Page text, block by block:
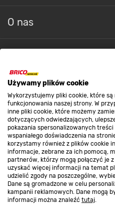
Używamy plików cookie
Wykorzystujemy pliki cookie, które
funkcjonowania naszej strony. W
inne pliki cookie, które możemy
dotyczących odwiedzających,
pokazania spersonalizowanych
wspaniałego doświadczenia na
korzystamy również z plików cookie
informacje, zebrane za ich pomocą,
partnerów, którzy mogą połączyć je
uzyskać więcej informacji na temat
udzielić zgody na poszczególne,
Dane są gromadzone w celu
kampanii reklamowych. Dane mogą
informacji można znaleźć tutaj.
O nas
Strefa biznesu
Dołącz do nas
Metody płatności